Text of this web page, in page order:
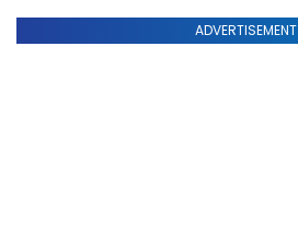
ADVERTISEMENT